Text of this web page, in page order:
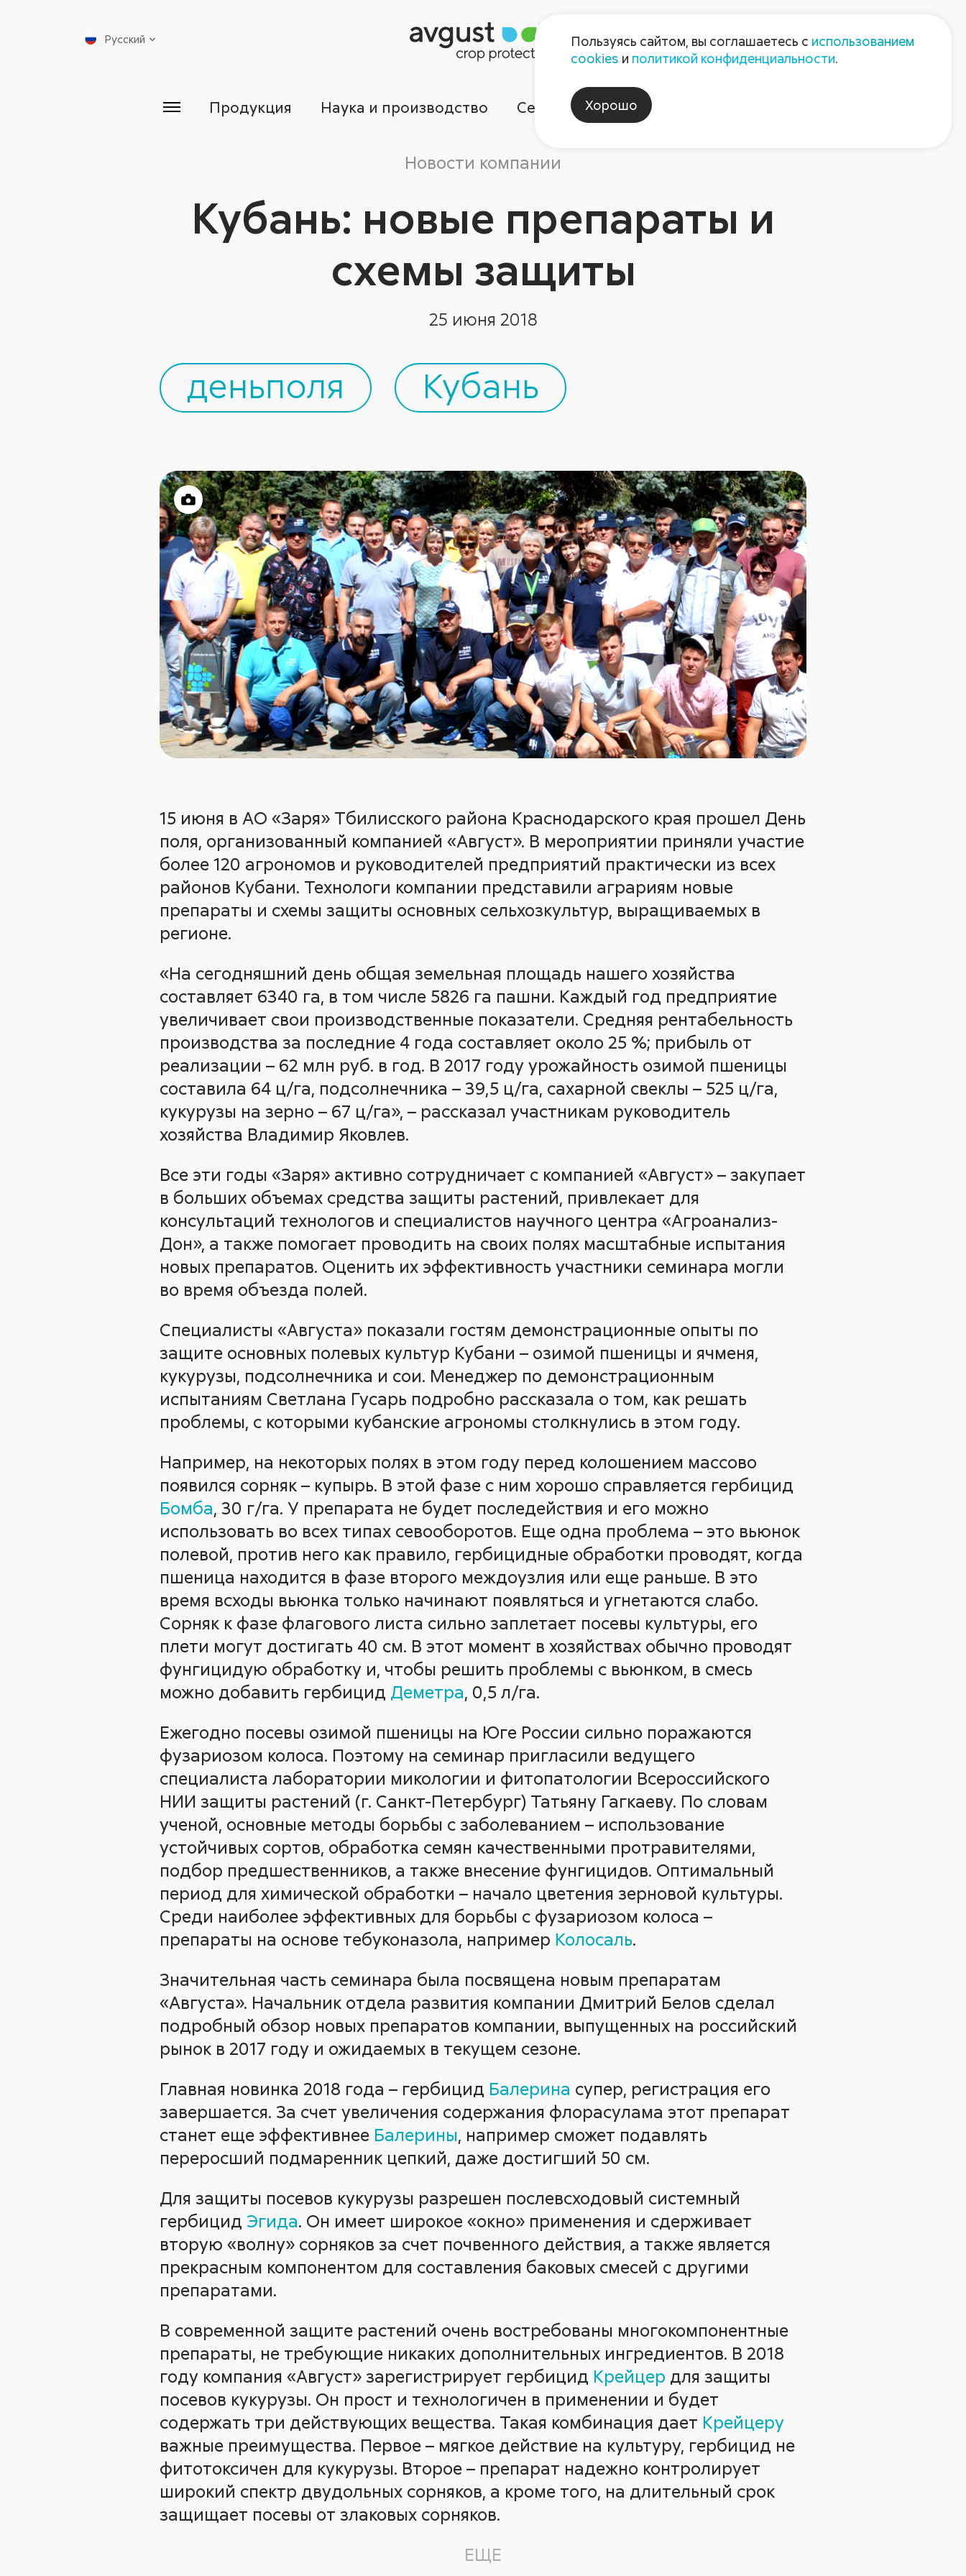
Пресс-центр Контакты
Русский
Продукция Наука и производство Сервисы Компания
Новости компании
Кубань: новые препараты и
схемы защиты
25 июня 2018
деньполя Кубань
15 июня в АО «Заря» Тбилисского района Краснодарского края прошел День
поля, организованный компанией «Август». В мероприятии приняли участие
более 120 агрономов и руководителей предприятий практически из всех
районов Кубани. Технологи компании представили аграриям новые
препараты и схемы защиты основных сельхозкультур, выращиваемых в
регионе.
«На сегодняшний день общая земельная площадь нашего хозяйства
составляет 6340 га, в том числе 5826 га пашни. Каждый год предприятие
увеличивает свои производственные показатели. Средняя рентабельность
производства за последние 4 года составляет около 25 %; прибыль от
реализации – 62 млн руб. в год. В 2017 году урожайность озимой пшеницы
составила 64 ц/га, подсолнечника – 39,5 ц/га, сахарной свеклы – 525 ц/га,
кукурузы на зерно – 67 ц/га», – рассказал участникам руководитель
хозяйства Владимир Яковлев.
Все эти годы «Заря» активно сотрудничает с компанией «Август» – закупает
в больших объемах средства защиты растений, привлекает для
консультаций технологов и специалистов научного центра «Агроанализ-
Дон», а также помогает проводить на своих полях масштабные испытания
новых препаратов. Оценить их эффективность участники семинара могли
во время объезда полей.
Специалисты «Августа» показали гостям демонстрационные опыты по
защите основных полевых культур Кубани – озимой пшеницы и ячменя,
кукурузы, подсолнечника и сои. Менеджер по демонстрационным
испытаниям Светлана Гусарь подробно рассказала о том, как решать
проблемы, с которыми кубанские агрономы столкнулись в этом году.
Например, на некоторых полях в этом году перед колошением массово
появился сорняк – купырь. В этой фазе с ним хорошо справляется гербицид
Бомба, 30 г/га. У препарата не будет последействия и его можно
использовать во всех типах севооборотов. Еще одна проблема – это вьюнок
полевой, против него как правило, гербицидные обработки проводят, когда
пшеница находится в фазе второго междоузлия или еще раньше. В это
время всходы вьюнка только начинают появляться и угнетаются слабо.
Сорняк к фазе флагового листа сильно заплетает посевы культуры, его
плети могут достигать 40 см. В этот момент в хозяйствах обычно проводят
фунгицидую обработку и, чтобы решить проблемы с вьюнком, в смесь
можно добавить гербицид Деметра, 0,5 л/га.
Ежегодно посевы озимой пшеницы на Юге России сильно поражаются
фузариозом колоса. Поэтому на семинар пригласили ведущего
специалиста лаборатории микологии и фитопатологии Всероссийского
НИИ защиты растений (г. Санкт-Петербург) Татьяну Гагкаеву. По словам
ученой, основные методы борьбы с заболеванием – использование
устойчивых сортов, обработка семян качественными протравителями,
подбор предшественников, а также внесение фунгицидов. Оптимальный
период для химической обработки – начало цветения зерновой культуры.
Среди наиболее эффективных для борьбы с фузариозом колоса –
препараты на основе тебуконазола, например Колосаль.
Значительная часть семинара была посвящена новым препаратам
«Августа». Начальник отдела развития компании Дмитрий Белов сделал
подробный обзор новых препаратов компании, выпущенных на российский
рынок в 2017 году и ожидаемых в текущем сезоне.
Главная новинка 2018 года – гербицид Балерина супер, регистрация его
завершается. За счет увеличения содержания флорасулама этот препарат
станет еще эффективнее Балерины, например сможет подавлять
переросший подмаренник цепкий, даже достигший 50 см.
Для защиты посевов кукурузы разрешен послевсходовый системный
гербицид Эгида. Он имеет широкое «окно» применения и сдерживает
вторую «волну» сорняков за счет почвенного действия, а также является
прекрасным компонентом для составления баковых смесей с другими
препаратами.
В современной защите растений очень востребованы многокомпонентные
препараты, не требующие никаких дополнительных ингредиентов. В 2018
году компания «Август» зарегистрирует гербицид Крейцер для защиты
посевов кукурузы. Он прост и технологичен в применении и будет
содержать три действующих вещества. Такая комбинация дает Крейцеру
важные преимущества. Первое – мягкое действие на культуру, гербицид не
фитотоксичен для кукурузы. Второе – препарат надежно контролирует
широкий спектр двудольных сорняков, а кроме того, на длительный срок
защищает посевы от злаковых сорняков.
ЕЩЕ
Пользуясь сайтом, вы соглашаетесь с использованием
cookies и политикой конфиденциальности.
Хорошо